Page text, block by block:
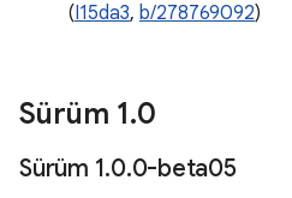
(I15da3, b/278769092)
Sürüm 1.0
Sürüm 1.0.0-beta05